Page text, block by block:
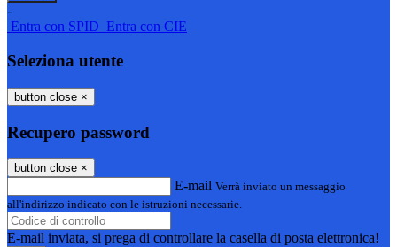
-
Entra con SPID Entra con CIE
Seleziona utente
button close ×
Recupero password
button close ×
E-mail Verrà inviato un messaggio
all'indirizzo indicato con le istruzioni necessarie.
E-mail inviata, si prega di controllare la casella di posta elettronica!